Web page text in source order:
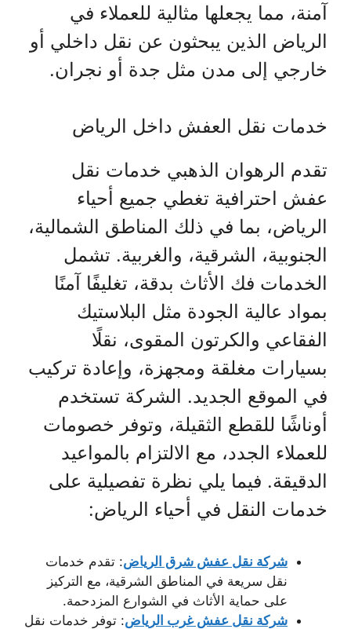
آمنة، مما يجعلها مثالية للعملاء في
الرياض الذين يبحثون عن نقل داخلي أو
خارجي إلى مدن مثل جدة أو نجران.
خدمات نقل العفش داخل الرياض
تقدم الرهوان الذهبي خدمات نقل
عفش احترافية تغطي جميع أحياء
الرياض، بما في ذلك المناطق الشمالية،
الجنوبية، الشرقية، والغربية. تشمل
الخدمات فك الأثاث بدقة، تغليفًا آمنًا
بمواد عالية الجودة مثل البلاستيك
الفقاعي والكرتون المقوى، نقلًا
بسيارات مغلقة ومجهزة، وإعادة تركيب
في الموقع الجديد. الشركة تستخدم
أوناشًا للقطع الثقيلة، وتوفر خصومات
للعملاء الجدد، مع الالتزام بالمواعيد
الدقيقة. فيما يلي نظرة تفصيلية على
خدمات النقل في أحياء الرياض:
شركة نقل عفش شرق الرياض: تقدم خدمات
نقل سريعة في المناطق الشرقية، مع التركيز
على حماية الأثاث في الشوارع المزدحمة.
شركة نقل عفش غرب الرياض: توفر خدمات نقل